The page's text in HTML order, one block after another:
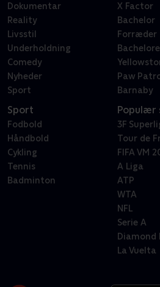
Dokumentar
Reality
Livsstil
Underholdning
Comedy
Nyheder
Sport
X Factor
Bachelor
Forræder
Paw
Barnaby
Sport
Fodbold
Håndbold
Cykling
Tennis
Badminton
Populær
3F
Tour de
FIFA VM
A Liga
ATP
WTA
NFL
Serie A
Diamond
La Vuelta